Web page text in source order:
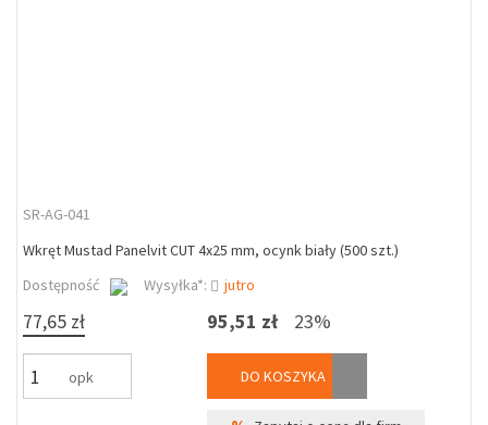
SR-AG-041
Wkręt Mustad Panelvit CUT 4x25 mm, ocynk biały (500 szt.)
Dostępność
Wysyłka*: jutro
77,65 zł
opk
95,51 zł 23%
DO KOSZYKA